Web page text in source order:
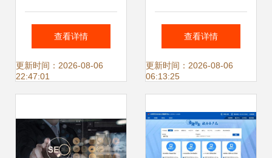
2025年中小学阅读
交流活动成功举
企业网站推广
查看详情
更新时间：2026-08-06
22:47:01
字经济，工业通信
前景广阔
查看详情
更新时间：2026-08-06
06:13:25